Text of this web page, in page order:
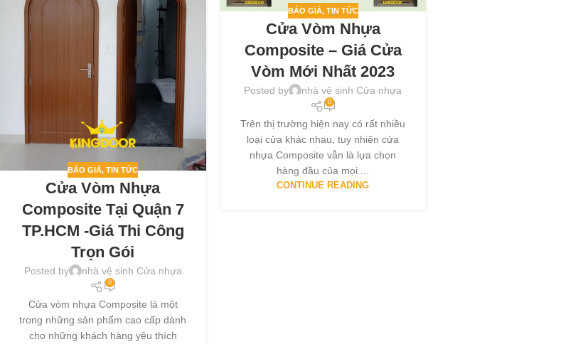
BÁO GIÁ,TIN TỨC
Cửa Vòm Nhựa
Composite Tại Quận 7
TP.HCM -Giá Thi Công
Trọn Gói
Posted by nhà vệ sinh Cửa nhựa
0
Cửa vòm nhựa Composite là một
trong những sản phẩm cao cấp dành
cho những khách hàng yêu thích
BÁO GIÁ, TIN TỨC
Cửa Vòm Nhựa
Composite – Giá Cửa
Vòm Mới Nhất 2023
Posted by nhà vệ sinh Cửa nhựa
0
Trên thị trường hiện nay có rất nhiều
loại cửa khác nhau, tuy nhiên cửa
nhựa Composite vẫn là lựa chọn
hàng đầu của mọi ...
CONTINUE READING